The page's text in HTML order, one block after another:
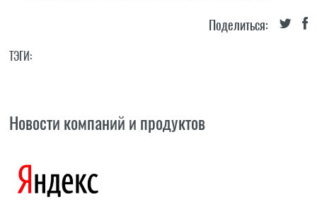
Поделиться:
ТЭГИ:
Новости компаний и продуктов